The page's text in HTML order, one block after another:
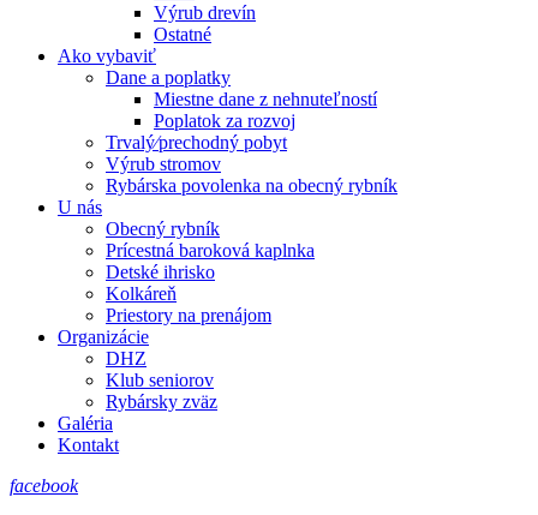
Výrub drevín
Ostatné
Ako vybaviť
Dane a poplatky
Miestne dane z nehnuteľností
Poplatok za rozvoj
Trvalý⁄prechodný pobyt
Výrub stromov
Rybárska povolenka na obecný rybník
U nás
Obecný rybník
Prícestná baroková kaplnka
Detské ihrisko
Kolkáreň
Priestory na prenájom
Organizácie
DHZ
Klub seniorov
Rybársky zväz
Galéria
Kontakt
facebook